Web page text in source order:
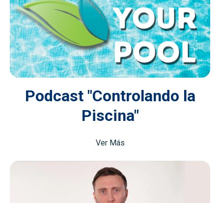
Podcast "Controlando la
Piscina"
Ver Más